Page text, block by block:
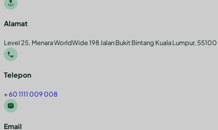
Alamat
Level 25, Menara WorldWide 198 Jalan Bukit Bintang Kuala Lumpur, 55100
Telepon
+ 60 1111 009 008
Email